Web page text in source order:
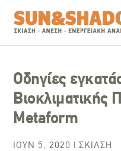
Οδηγίες
Βιοκλιματικής
Metaform
ΙΟΎΝ 5, 2020 |ΣΚΊΑΣΗ